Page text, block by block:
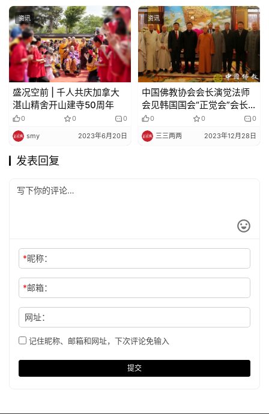
资讯
盛况空前 | 千人共庆加拿大
湛山精舍开山建寺50周年
0 0 0
smy 2023年6月20日
资讯
中国佛教协会会长演觉法师
会见韩国国会“正觉会”会长
朱豪英一行
0 0 0
三三两两 2023年12月28日
发表回复
*昵称：
*邮箱：
网址：
记住昵称、邮箱和网址，下次评论免输入
提交